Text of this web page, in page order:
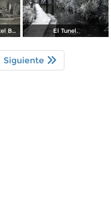
Patio interior del Hotel Banos y Lido, El Tunel.
Siguiente